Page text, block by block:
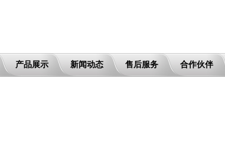
产品展示 新闻动态 售后服务 合作伙伴